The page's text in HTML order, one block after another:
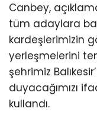
Canbey,
tüm adaylara
kardeşlerimizin
yerleşmelerini
şehrimiz
duyacağımızı
kullandı.